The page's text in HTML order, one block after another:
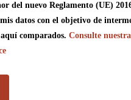
del nuevo Reglamento (UE)
datos con el objetivo de
comparados. Consulte